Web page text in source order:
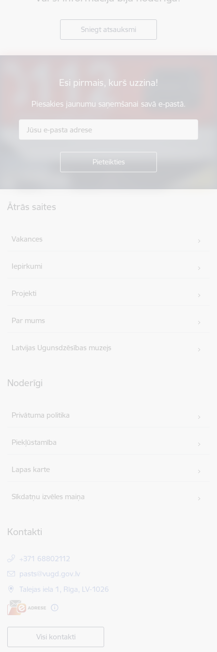
Sniegt atsauksmi
Esi pirmais, kurš uzzina!
Piesakies jaunumu saņemšanai savā e-pastā.
Ātrās saites
Vakances
Iepirkumi
Projekti
Par mums
Latvijas Ugunsdzēsības muzejs
Noderīgi
Privātuma politika
Piekļūstamība
Lapas karte
Sīkdatņu izvēles maiņa
Kontakti
+371 68802112
E-pasts:
pasts@vugd.gov.lv
Talejas iela 1, Rīga, LV-1026
Visi kontakti